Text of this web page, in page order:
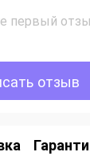
первый
отзыв